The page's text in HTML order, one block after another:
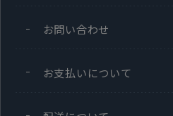
お問い合わせ
お支払いについて